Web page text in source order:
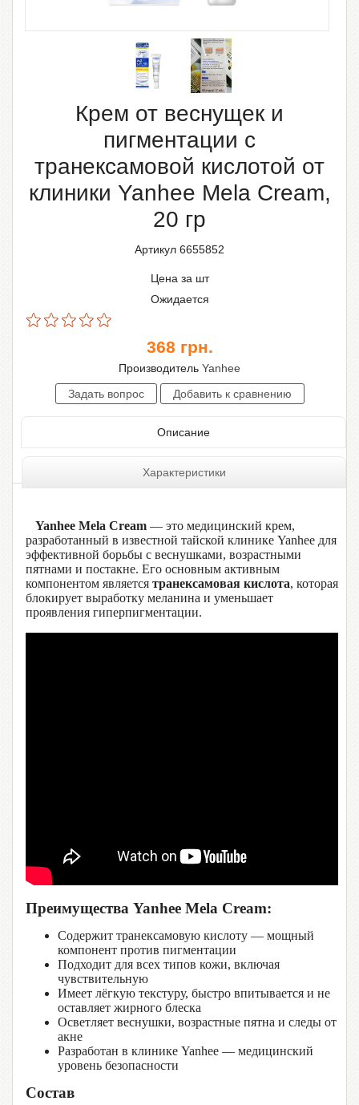
Крем от веснущек и
пигментации с
транексамовой кислотой от
клиники Yanhee Mela Cream,
20 гр
Артикул 6655852
Цена за шт
Ожидается
368 грн.
Производитель Yanhee
Описание
Характеристики
Yanhee Mela Cream — это медицинский крем,
разработанный в известной тайской клинике Yanhee для
эффективной борьбы с веснушками, возрастными
пятнами и постакне. Его основным активным
компонентом является транексамовая кислота, которая
блокирует выработку меланина и уменьшает
проявления гиперпигментации.
Преимущества Yanhee Mela Cream:
Содержит транексамовую кислоту — мощный
компонент против пигментации
Подходит для всех типов кожи, включая
чувствительную
Имеет лёгкую текстуру, быстро впитывается и не
оставляет жирного блеска
Осветляет веснушки, возрастные пятна и следы от
акне
Разработан в клинике Yanhee — медицинский
уровень безопасности
Состав